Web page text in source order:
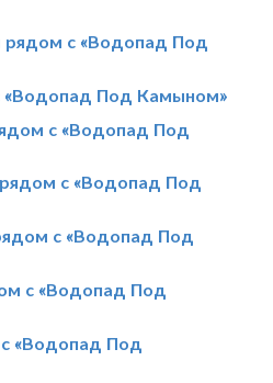
с «Водопад Под
«Водопад Под Камыном»
с «Водопад Под
рядом с «Водопад Под
с «Водопад Под
с «Водопад Под
«Водопад Под